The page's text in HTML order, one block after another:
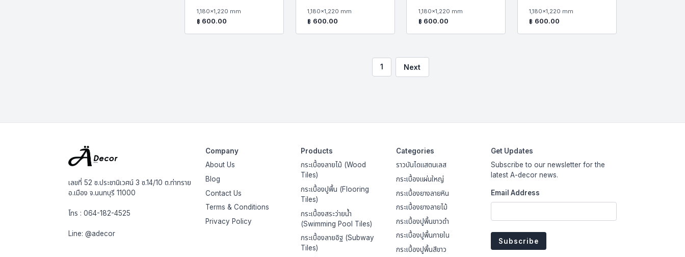
1,180x1,220 mm
฿ 600.00
1,180x1,220 mm
฿ 600.00
1,180x1,220 mm
฿ 600.00
1,180x1,220 mm
฿ 600.00
1 Next
เลขที่ 52 ซ.ประชานิเวศน์ 3 ซ.14/10 ต.ท่าทราย
อ.เมือง จ.นนทบุรี 11000
โทร :064-182-4525
Line:@adecor
Company
About Us
Blog
Contact Us
Terms & Conditions
Privacy Policy
Products
กระเบื้องลายไม้ (Wood
Tiles)
กระเบื้องปูพื้น (Flooring
Tiles)
กระเบื้องสระว่ายน้ำ
(Swimming Pool Tiles)
กระเบื้องลายอิฐ (Subway
Tiles)
Categories
ราวบันไดแสตนเลส
กระเบื้องแผ่นใหญ่
กระเบื้องยางลายหิน
กระเบื้องยางลายไม้
กระเบื้องปูพื้นขาวดำ
กระเบื้องปูพื้นภายใน
กระเบื้องปูพื้นสีขาว
Get Updates
Subscribe to our newsletter for the
latest A-decor news.
Email Address